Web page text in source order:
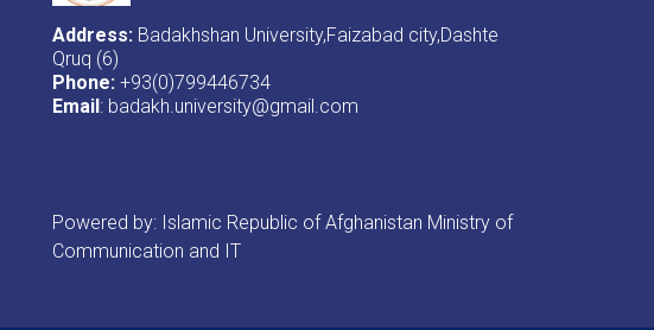
Address: Badakhshan University,Faizabad city,Dashte
Qruq (6)
Phone: +93(0)799446734
Email: badakh.university@gmail.com
Powered by: Islamic Republic of Afghanistan Ministry of
Communication and IT